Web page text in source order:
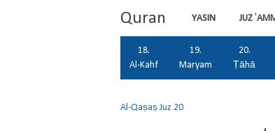
Quran YASIN
JUZ
18.
Al-Kahf
19.
Maryam
20.
Ṭāhā
Al-QaṣaṣJuz 20